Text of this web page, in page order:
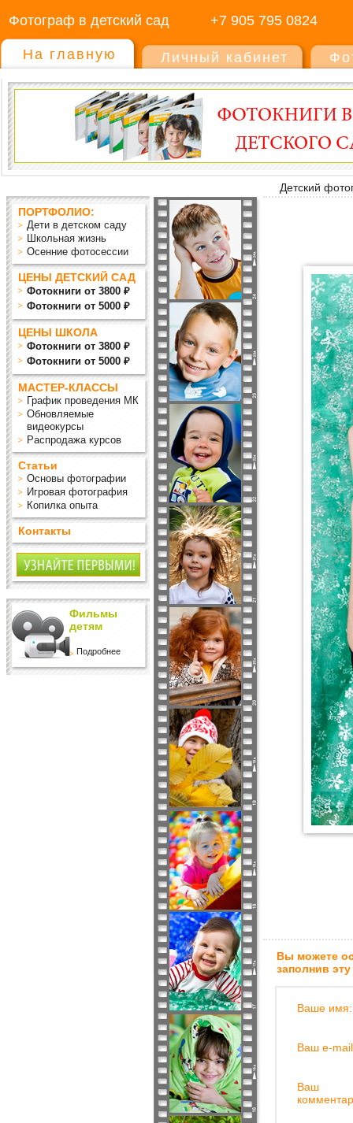
Фотограф в детский сад +7 905 795 0824
На главную Личный кабинет
Детский
ПОРТФОЛИО:
Дети в детском саду
Школьная жизнь
Осенние фотосессии
ЦЕНЫ ДЕТСКИЙ САД
Фотокниги от 3800 ₽
Фотокниги от 5000 ₽
ЦЕНЫ ШКОЛА
Фотокниги от 3800 ₽
Фотокниги от 5000 ₽
МАСТЕР-КЛАССЫ
График проведения МК
Обновляемые
видеокурсы
Распродажа курсов
Статьи
Основы фотографии
Игровая фотография
Копилка опыта
Контакты
Фильмы
детям
Подробнее
Вы можете
заполнив
Ваше имя:
Ваш e-
Ваш